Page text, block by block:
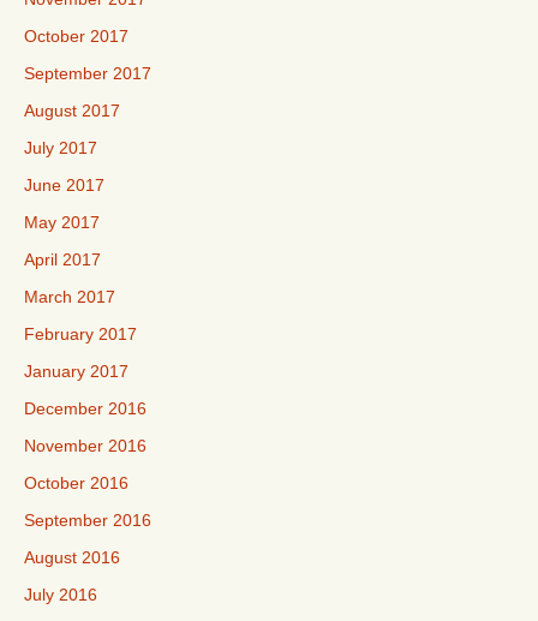
October 2017
September 2017
August 2017
July 2017
June 2017
May 2017
April 2017
March 2017
February 2017
January 2017
December 2016
November 2016
October 2016
September 2016
August 2016
July 2016